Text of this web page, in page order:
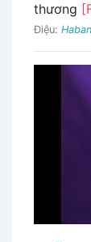
thương
Điệu: